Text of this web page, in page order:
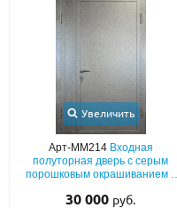
Увеличить
Арт-ММ214 Входная
полуторная дверь с серым
порошковым окрашиванием с
30 000 руб.